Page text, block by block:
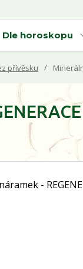
Dle horoskopu
přívěsku